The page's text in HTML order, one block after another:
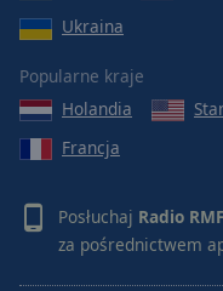
Ukraina
Popularne kraje
Holandia
Francja
Posłuchaj Radio
za pośrednictwem